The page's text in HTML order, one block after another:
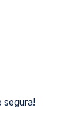
segura!